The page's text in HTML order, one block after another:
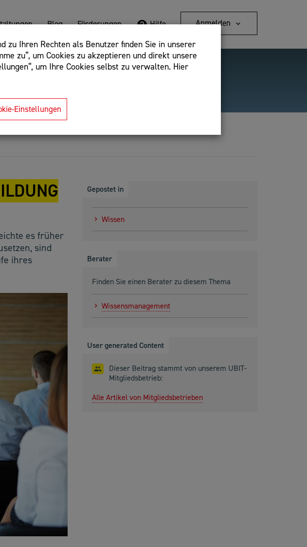
zu Ihren Rechten als Benutzer finden Sie in unserer
zu“, um Cookies zu akzeptieren und direkt unsere
um Ihre Cookies selbst zu verwalten. Hier
Einstellungen
Blog Förderungen Hilfe Anmelden
ausschließen: -webshop,
Detailsuche
es früher
sind
ihres
Gepostet in
Wissen
Berater
Finden Sie einen Berater zu diesem Thema
Wissensmanagement
User generated Content
Dieser Beitrag stammt von unserem UBIT-
Mitgliedsbetrieb:
Alle Artikel von Mitgliedsbetrieben